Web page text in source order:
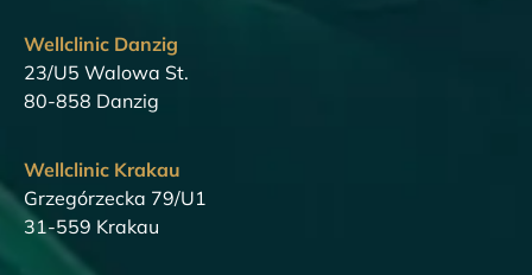
Wellclinic Danzig
23/U5 Walowa St.
80-858 Danzig
Wellclinic Krakau
Grzegórzecka 79/U1
31-559 Krakau